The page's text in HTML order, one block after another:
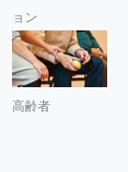
ョン
高齢者